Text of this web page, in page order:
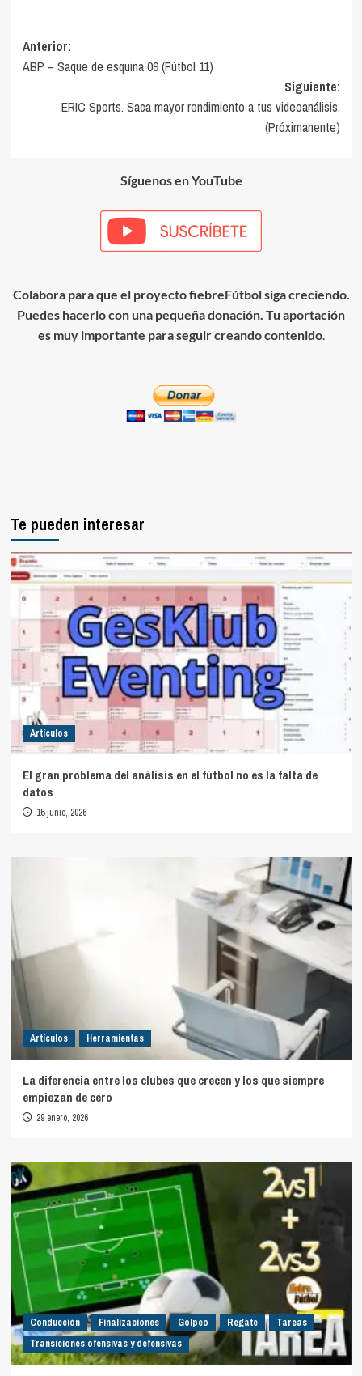
Navegación
de
entradas
Anterior:
ABP – Saque de esquina 09 (Fútbol 11)
Siguiente:
ERIC Sports. Saca mayor rendimiento a tus videoanálisis.
(Próximanente)
Síguenos en YouTube
Colabora para que el proyecto fiebreFútbol siga creciendo.
Puedes hacerlo con una pequeña donación. Tu aportación
es muy importante para seguir creando contenido.
Te pueden interesar
Artículos
El gran problema del análisis en el fútbol no es la falta de
datos
15 junio, 2026
Artículos Herramientas
La diferencia entre los clubes que crecen y los que siempre
empiezan de cero
29 enero, 2026
Conducción Finalizaciones Golpeo Regate
Tareas
Transiciones ofensivas y defensivas